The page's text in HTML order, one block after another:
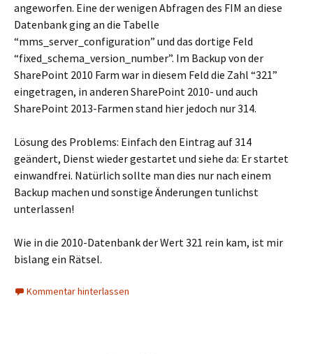
angeworfen. Eine der wenigen Abfragen des FIM an diese
Datenbank ging an die Tabelle
“mms_server_configuration” und das dortige Feld
“fixed_schema_version_number”. Im Backup von der
SharePoint 2010 Farm war in diesem Feld die Zahl “321”
eingetragen, in anderen SharePoint 2010- und auch
SharePoint 2013-Farmen stand hier jedoch nur 314.
Lösung des Problems: Einfach den Eintrag auf 314
geändert, Dienst wieder gestartet und siehe da: Er startet
einwandfrei. Natürlich sollte man dies nur nach einem
Backup machen und sonstige Änderungen tunlichst
unterlassen!
Wie in die 2010-Datenbank der Wert 321 rein kam, ist mir
bislang ein Rätsel.
Kommentar hinterlassen